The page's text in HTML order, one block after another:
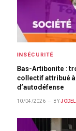
INSÉCURITÉ
Bas-Artibonite :
collectif attribué
d’autodéfense
10/04/2026 BY